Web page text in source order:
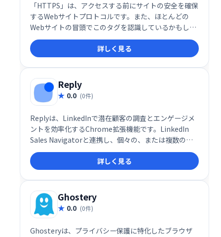
「HTTPS」は、アクセスする前にサイトの安全を確保
するWebサイトプロトコルです。また、ほとんどの
Webサイトの冒頭でこのタグを認識しているかもしれ
ませんが、インターネット全体に広く普及しているわ
けではありません。また、閲覧しているサイトが
100％安全であることを保証するものでもありませ
ん。
詳しく見る
Reply
0.0 (0件)
Replyは、LinkedInで潜在顧客の調査とエンゲージメ
ントを効率化するChrome拡張機能です。LinkedIn
Sales Navigatorと連携し、個々の、または複数の見
込み客のメールアドレスを迅速かつ簡単に検索・確認
できます。営業活動の効率化に役立つツールです。
詳しく見る
Ghostery
0.0 (0件)
Ghosteryは、プライバシー保護に特化したブラウザ